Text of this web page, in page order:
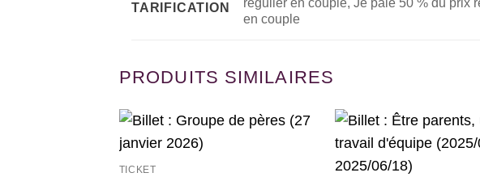
TARIFICATION
régulier en couple, Je paie 50 % du prix
en couple
PRODUITS SIMILAIRES
TICKET